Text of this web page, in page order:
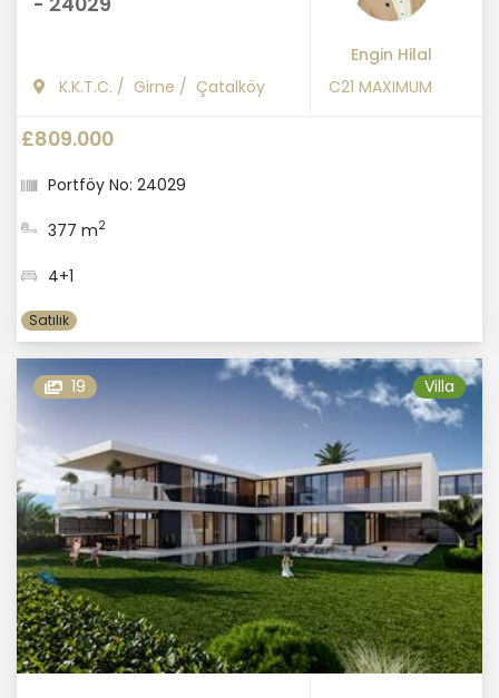
K.K.T.C. / Girne / Çatalköy
Engin Hilal
C21 MAXIMUM
£809.000
Portföy No: 24029
377 m2
4+1
Satılık
19 Villa